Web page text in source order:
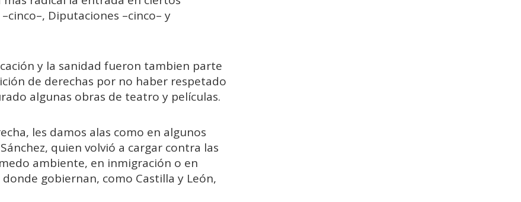
Diputaciones –cinco– y
y la sanidad fueron tambien parte
de derechas por no haber respetado
algunas obras de teatro y películas.
les damos alas como en algunos
quien volvió a cargar contra las
ambiente, en inmigración o en
gobiernan, como Castilla y León,